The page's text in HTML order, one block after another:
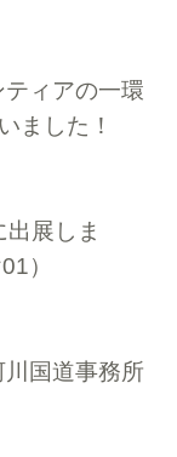
ィアの一環
ました！
出展しま
）
国道事務所